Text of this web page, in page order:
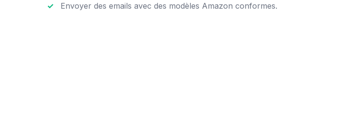
✓
Envoyer des emails avec des modèles Amazon conformes.